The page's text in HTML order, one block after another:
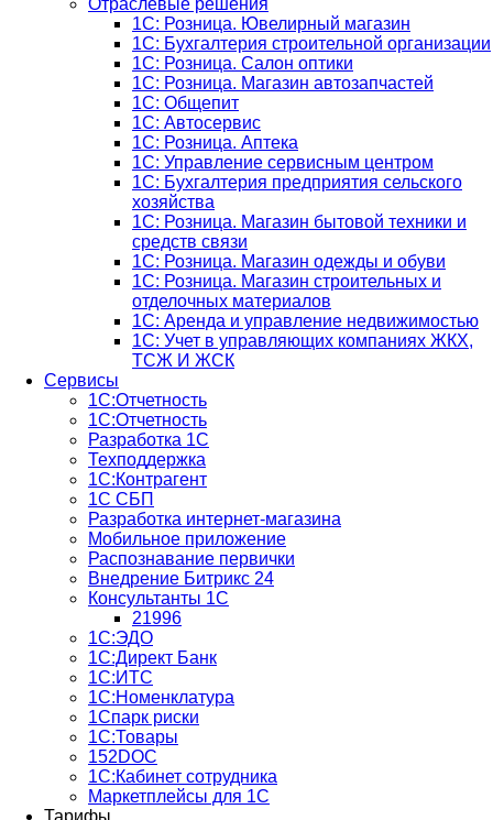
Отраслевые решения
1С: Розница. Ювелирный магазин
1С: Бухгалтерия строительной организации
1С: Розница. Салон оптики
1С: Розница. Магазин автозапчастей
1C: Общепит
1С: Автосервис
1С: Розница. Аптека
1С: Управление сервисным центром
1С: Бухгалтерия предприятия сельского
хозяйства
1С: Розница. Магазин бытовой техники и
средств связи
1С: Розница. Магазин одежды и обуви
1С: Розница. Магазин строительных и
отделочных материалов
1С: Аренда и управление недвижимостью
1C: Учет в управляющих компаниях ЖКХ,
ТСЖ И ЖСК
Сервисы
1С:Отчетность
1С:Отчетность
Разработка 1С
Техподдержка
1С:Контрагент
1С СБП
Разработка интернет-магазина
Мобильное приложение
Распознавание первички
Внедрение Битрикс 24
Консультанты 1С
21996
1С:ЭДО
1С:Директ Банк
1С:ИТС
1С:Номенклатура
1Спарк риски
1С:Товары
152DOC
1С:Кабинет сотрудника
Маркетплейсы для 1С
Тарифы